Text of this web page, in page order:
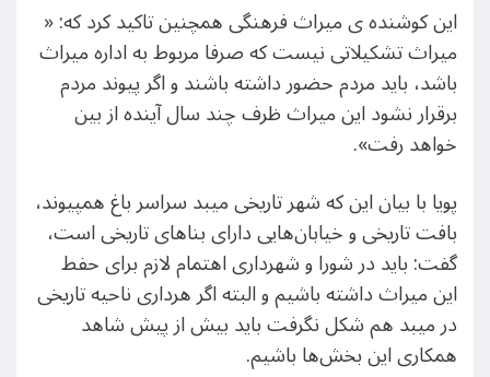
این کوشنده ی میراث فرهنگی همچنین تاکید کرد که: «
میراث تشکیلاتی نیست که صرفا مربوط به اداره میراث
باشد، باید مردم حضور داشته باشند و اگر پیوند مردم
برقرار نشود این میراث ظرف چند سال آینده از بین
خواهد رفت».
پویا با بیان این که شهر تاریخی میبد سراسر باغ همپیوند،
بافت تاریخی و خیابان‌هایی دارای بناهای تاریخی است،
گفت: باید در شورا و شهرداری اهتمام لازم برای حفط
این میراث داشته باشیم و البته اگر هرداری ناحیه تاریخی
در میبد هم شکل نگرفت باید بیش از پیش شاهد
همکاری این بخش‌ها باشیم.